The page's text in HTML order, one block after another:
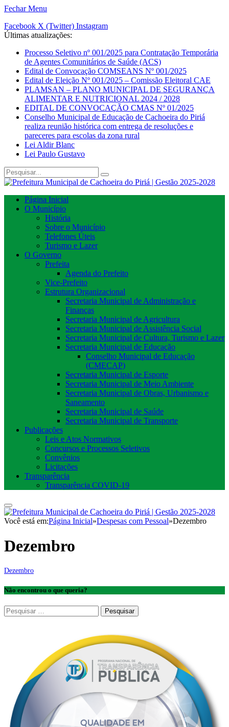
Fechar Menu
Facebook X (Twitter) Instagram
Últimas atualizações:
Processo Seletivo nº 001/2025 para Contratação Temporária
de Agentes Comunitários de Saúde (ACS)
Edital de Convocação COMSEANS Nº 001/2025
Edital de Eleição Nº 001/2025 – Comissão Eleitoral CAE
PLAMSAN – PLANO MUNICIPAL DE SEGURANÇA
ALIMENTAR E NUTRICIONAL 2024 / 2028
EDITAL DE CONVOCAÇÃO CMAS Nº 01/2025
Conselho Municipal de Educação de Cachoeira do Piriá
realiza reunião histórica com entrega de resoluções e
pareceres para escolas da zona rural
Lei Aldir Blanc
Lei Paulo Gustavo
Página Inicial
O Município
História
Sobre o Município
Telefones Úteis
Turismo e Lazer
O Governo
Prefeita
Agenda do Prefeito
Vice-Prefeito
Estrutura Organizacional
Secretaria Municipal de Administração e
Finanças
Secretaria Municipal de Agricultura
Secretaria Municipal de Assistência Social
Secretaria Municipal de Cultura, Turismo e Lazer
Secretaria Municipal de Educação
Conselho Municipal de Educação
(CMECAP)
Secretaria Municipal de Esporte
Secretaria Municipal de Meio Ambiente
Secretaria Municipal de Obras, Urbanismo e
Saneamento
Secretaria Municipal de Saúde
Secretaria Municipal de Transporte
Publicações
Leis e Atos Normativos
Concursos e Processos Seletivos
Convênios
Licitações
Transparência
Transparência COVID-19
Você está em:Página Inicial»Despesas com Pessoal»Dezembro
Dezembro
Dezembro
Não encontrou o que queria?
Pesquisar
por: